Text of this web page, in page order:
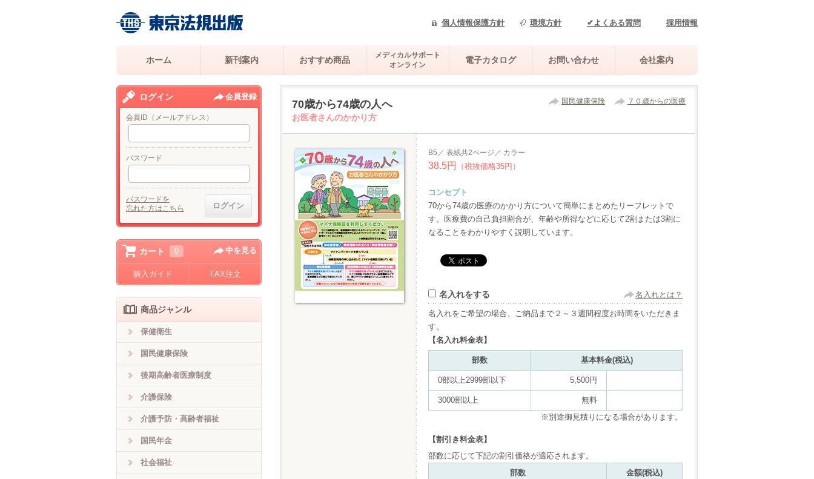
個人情報保護方針 環境方針 ✔よくある質問 採用情報
ホーム 新刊案内 おすすめ商品
メディカルサポート
オンライン
電子カタログ お問い合わせ 会社案内
国民健康保険 ７０歳からの医療
70歳から74歳の人へ
お医者さんのかかり方
B5／ 表紙共2ページ／ カラー
38.5円 （税抜価格35円）
コンセプト
70から74歳の医療のかかり方について簡単にまとめたリーフレットで
す。医療費の自己負担割合が、年齢や所得などに応じて2割または3割に
なることをわかりやすく説明しています。
名入れをする 名入れとは？
名入れをご希望の場合、ご納品まで２～３週間程度お時間をいただきま
す。
【名入れ料金表】
部数 基本料金(税込)
0部以上2999部以下 5,500円
3000部以上
無料
※別途御見積りになる場合があります。
【割引き料金表】
部数に応じて下記の割引価格が適応されます。
部数
金額(税込)
ログイン 会員登録
会員ID（メールアドレス）
パスワード
パスワードを
忘れた方はこちら
カート 0 中を見る
購入ガイド FAX注文
商品ジャンル
保健衛生
国民健康保険
後期高齢者医療制度
介護保険
介護予防・高齢者福祉
国民年金
社会福祉